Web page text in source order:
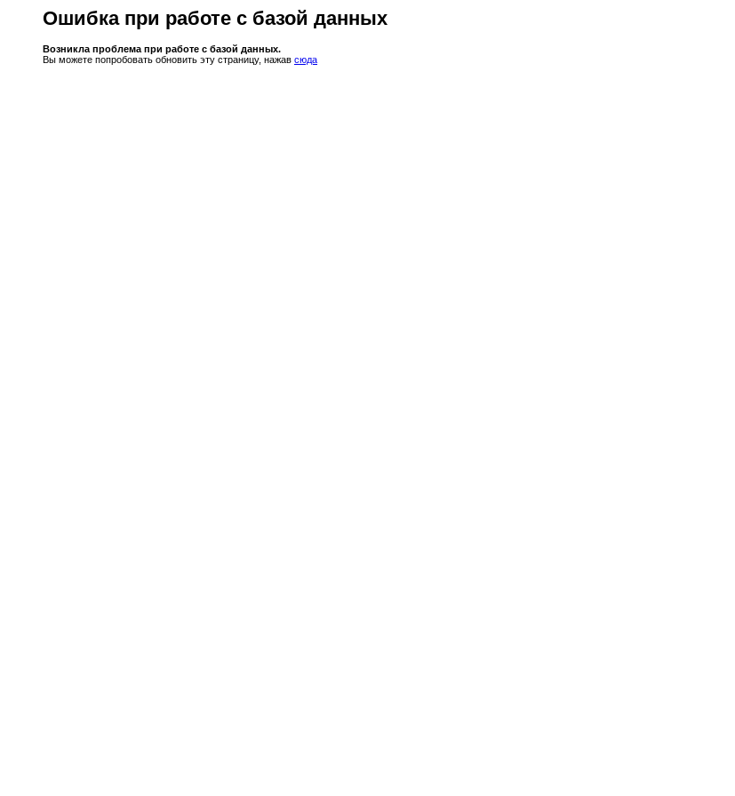
Ошибка при работе с базой данных
Возникла проблема при работе с базой данных.
Вы можете попробовать обновить эту страницу, нажав сюда